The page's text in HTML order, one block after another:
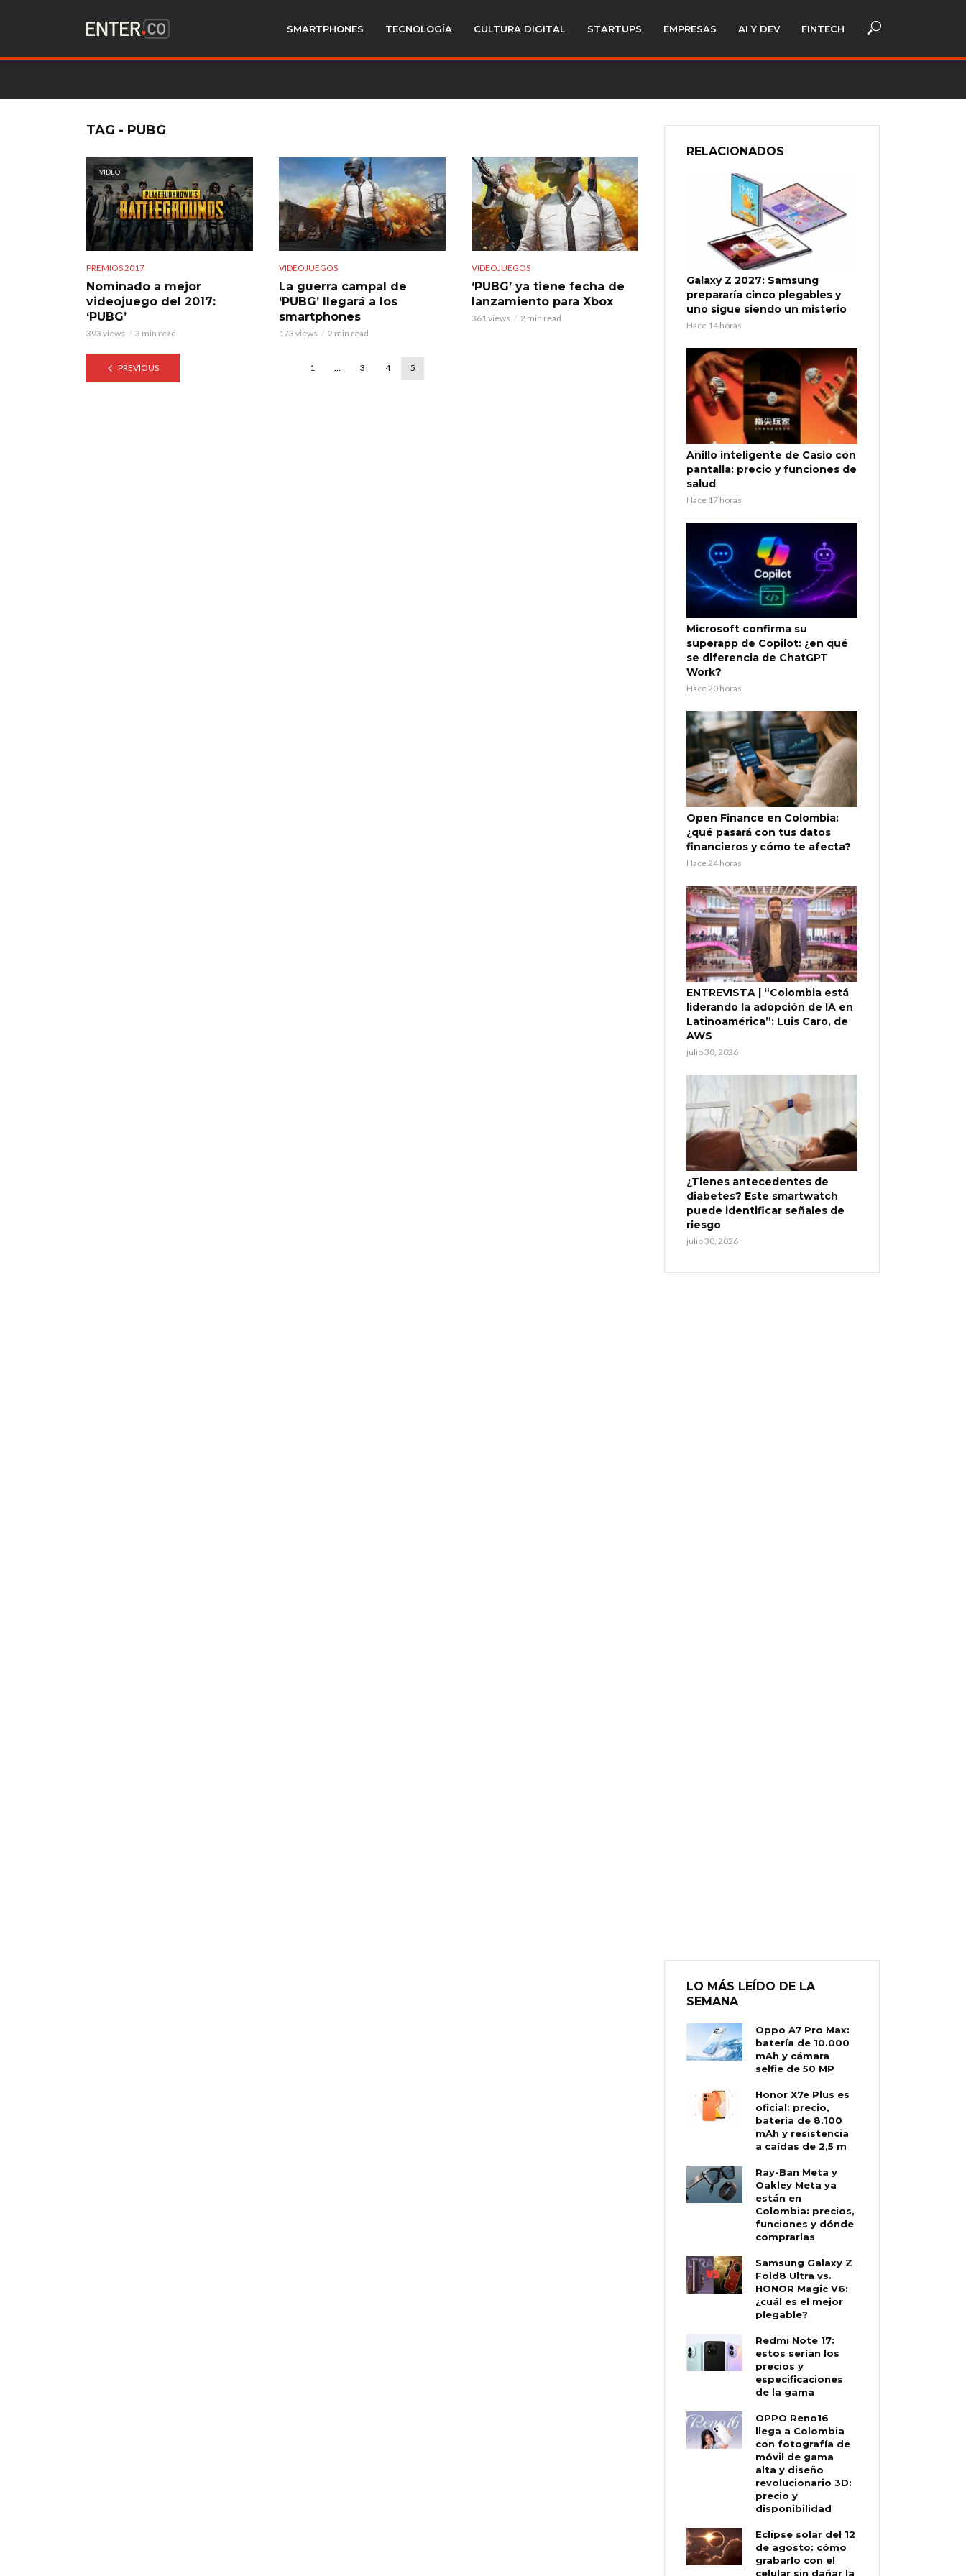
SMARTPHONES TECNOLOGÍA CULTURA DIGITAL STARTUPS EMPRESAS AI Y DEV FINTECH
TAG - PUBG
VIDEO
PREMIOS 2017
Nominado a mejor
videojuego del 2017:
‘PUBG’
393 views 3 min read
VIDEOJUEGOS
La guerra campal de
‘PUBG’ llegará a los
smartphones
173 views 2 min read
VIDEOJUEGOS
‘PUBG’ ya tiene fecha de
lanzamiento para Xbox
361 views 2 min read
PREVIOUS 1 … 3 4 5
RELACIONADOS
Galaxy Z 2027: Samsung
prepararía cinco plegables y
uno sigue siendo un misterio
Hace 14 horas
Anillo inteligente de Casio con
pantalla: precio y funciones de
salud
Hace 17 horas
Microsoft confirma su
superapp de Copilot: ¿en qué
se diferencia de ChatGPT
Work?
Hace 20 horas
Open Finance en Colombia:
¿qué pasará con tus datos
financieros y cómo te afecta?
Hace 24 horas
ENTREVISTA | “Colombia está
liderando la adopción de IA en
Latinoamérica”: Luis Caro, de
AWS
julio 30, 2026
¿Tienes antecedentes de
diabetes? Este smartwatch
puede identificar señales de
riesgo
julio 30, 2026
LO MÁS LEÍDO DE LA
SEMANA
Oppo A7 Pro Max:
batería de 10.000
mAh y cámara
selfie de 50 MP
Honor X7e Plus es
oficial: precio,
batería de 8.100
mAh y resistencia
a caídas de 2,5 m
Ray-Ban Meta y
Oakley Meta ya
están en
Colombia: precios,
funciones y dónde
comprarlas
Samsung Galaxy Z
Fold8 Ultra vs.
HONOR Magic V6:
¿cuál es el mejor
plegable?
Redmi Note 17:
estos serían los
precios y
especificaciones
de la gama
OPPO Reno16
llega a Colombia
con fotografía de
móvil de gama
alta y diseño
revolucionario 3D:
precio y
disponibilidad
Eclipse solar del 12
de agosto: cómo
grabarlo con el
celular sin dañar la